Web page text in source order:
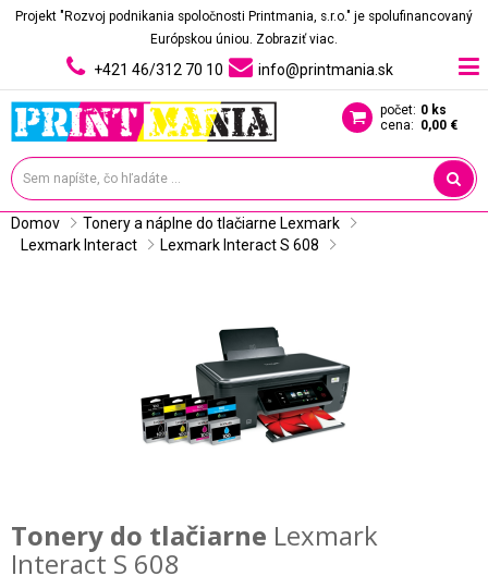
Projekt "Rozvoj podnikania spoločnosti Printmania, s.r.o." je spolufinancovaný
Európskou úniou. Zobraziť viac.
+421 46/312 70 10 info@printmania.sk
počet: 0 ks
cena: 0,00 €
Domov
Tonery a náplne do tlačiarne Lexmark
Lexmark Interact
Lexmark Interact S 608
Tonery do tlačiarne Lexmark
Interact S 608